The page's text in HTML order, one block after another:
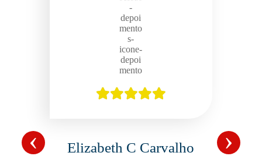
Elizabeth C Carvalho
‹ ›